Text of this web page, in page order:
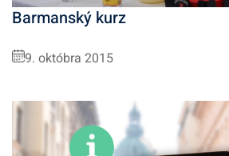
Barmanský kurz
9. októbra 2015